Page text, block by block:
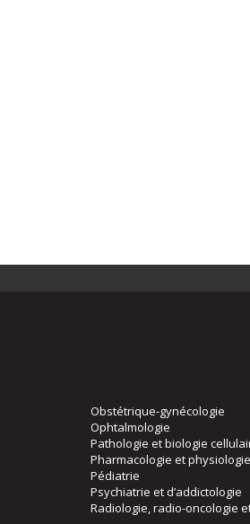
Obstétrique-gynécologie
Ophtalmologie
Pathologie et biologie
Pharmacologie et physiologie
Pédiatrie
Psychiatrie et d’addictologie
Radiologie, radio-oncologie